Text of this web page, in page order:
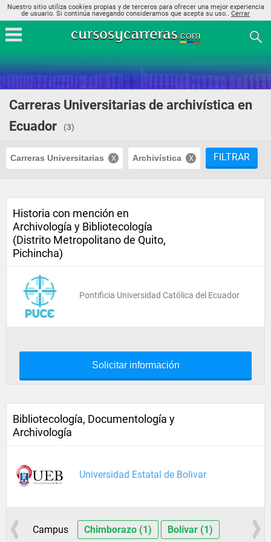
Nuestro sitio utiliza cookies propias y de terceros para ofrecer una mejor experiencia
de usuario. Si continúa navegando consideramos que acepta su uso.. Cerrar
Carreras Universitarias de archivística en
Ecuador
(3)
Carreras Universitarias Archivística FILTRAR
Historia con mención en
Archivología y Bibliotecología
(Distrito Metropolitano de Quito,
Pichincha)
Pontificia Universidad Católica del Ecuador
Solicitar información
Bibliotecología, Documentología y
Archivología
Universidad Estatal de Bolivar
Campus Chimborazo (1) Bolívar (1)